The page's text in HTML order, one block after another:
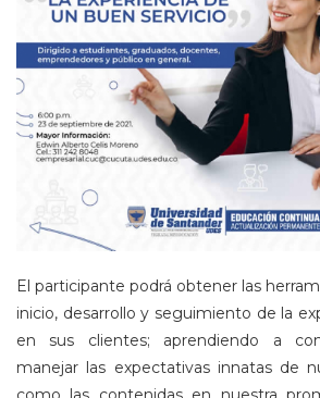
El participante podrá obtener las
inicio, desarrollo y seguimiento de la
en sus clientes; aprendiendo a
manejar las expectativas innatas de